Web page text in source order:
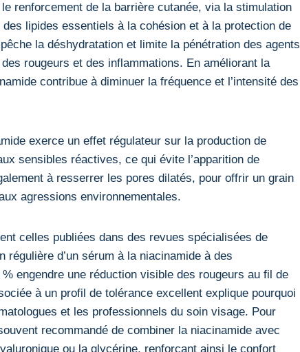
renforcement de la barrière cutanée, via la stimulation
lipides essentiels à la cohésion et à la protection de
la déshydratation et limite la pénétration des agents
rougeurs et des inflammations. En améliorant la
contribue à diminuer la fréquence et l’intensité des
exerce un effet régulateur sur la production de
sensibles réactives, ce qui évite l’apparition de
à resserrer les pores dilatés, pour offrir un grain
agressions environnementales.
celles publiées dans des revues spécialisées de
régulière d’un sérum à la niacinamide à des
engendre une réduction visible des rougeurs au fil de
à un profil de tolérance excellent explique pourquoi
et les professionnels du soin visage. Pour
recommandé de combiner la niacinamide avec
ou la glycérine, renforçant ainsi le confort